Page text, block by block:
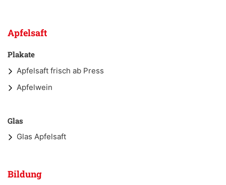
Apfelsaft
Plakate
Apfelsaft frisch ab Press
Apfelwein
Glas
Glas Apfelsaft
Bildung